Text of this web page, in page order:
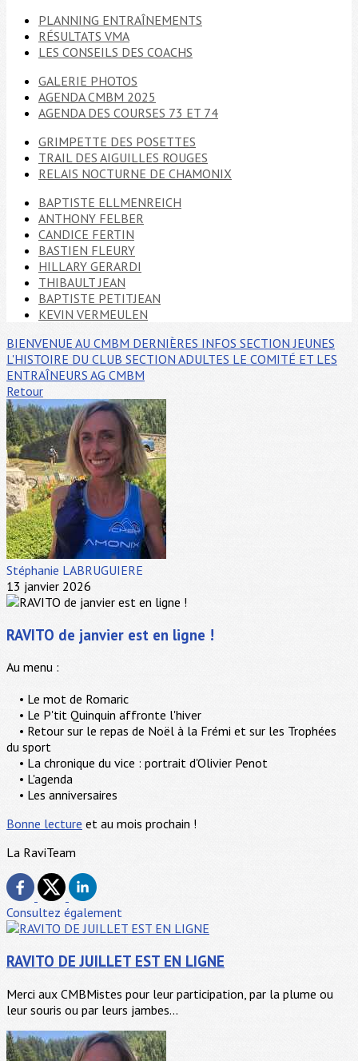
PLANNING ENTRAÎNEMENTS
RÉSULTATS VMA
LES CONSEILS DES COACHS
GALERIE PHOTOS
AGENDA CMBM 2025
AGENDA DES COURSES 73 ET 74
GRIMPETTE DES POSETTES
TRAIL DES AIGUILLES ROUGES
RELAIS NOCTURNE DE CHAMONIX
BAPTISTE ELLMENREICH
ANTHONY FELBER
CANDICE FERTIN
BASTIEN FLEURY
HILLARY GERARDI
THIBAULT JEAN
BAPTISTE PETITJEAN
KEVIN VERMEULEN
BIENVENUE AU CMBM DERNIÈRES INFOS SECTION JEUNES
L'HISTOIRE DU CLUB SECTION ADULTES LE COMITÉ ET LES
ENTRAÎNEURS AG CMBM
Retour
Stéphanie LABRUGUIERE
13 janvier 2026
RAVITO de janvier est en ligne !
Au menu :
• Le mot de Romaric
• Le P'tit Quinquin affronte l'hiver
• Retour sur le repas de Noël à la Frémi et sur les Trophées
du sport
• La chronique du vice : portrait d'Olivier Penot
• L'agenda
• Les anniversaires
Bonne lecture et au mois prochain !
La RaviTeam
Consultez également
RAVITO DE JUILLET EST EN LIGNE
Merci aux CMBMistes pour leur participation, par la plume ou
leur souris ou par leurs jambes...